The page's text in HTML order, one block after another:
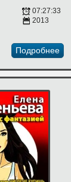
07:27:33
2013
Подробнее